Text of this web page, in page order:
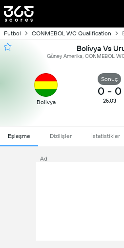
Futbol CONMEBOL WC Qualification
Bolivya Vs
Güney Amerika, CONMEBOL
Bolivya
Sonuç
0 - 0
25.03
Eşleşme Dizilişler İstatistikler
Ad